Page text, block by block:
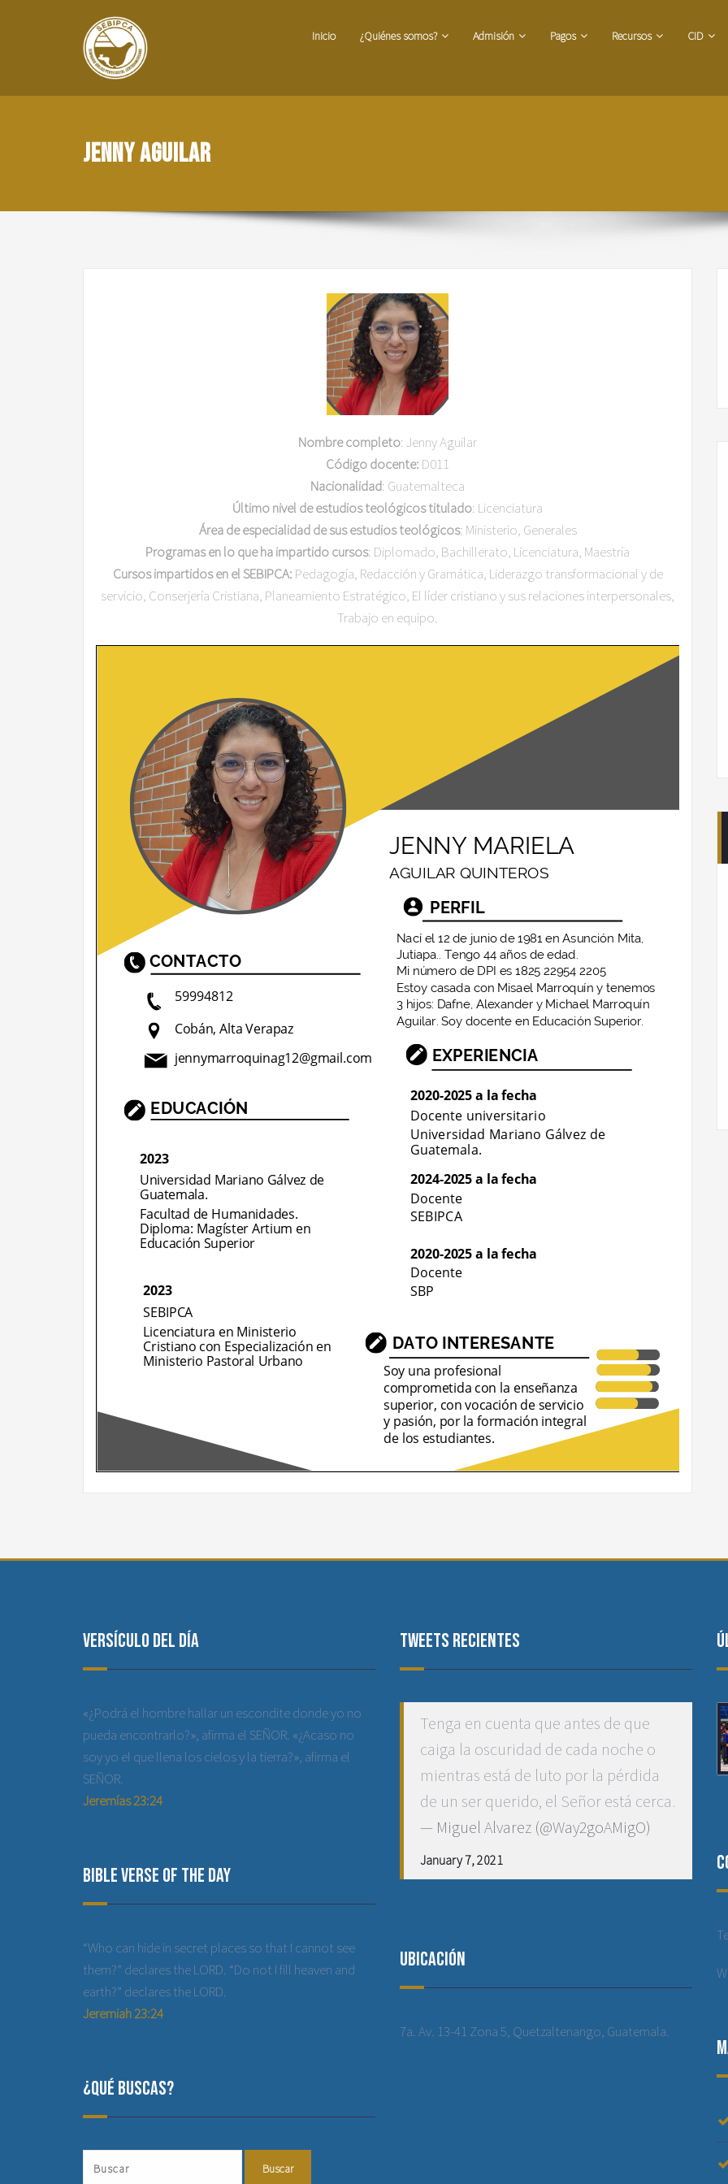
Inicio ¿Quiénes somos? Admisión Pagos Recursos CID
Jenny Aguilar
Nombre completo: Jenny Aguilar
Código docente: D011
Nacionalidad: Guatemalteca
Último nivel de estudios teológicos titulado: Licenciatura
Área de especialidad de sus estudios teológicos: Ministerio, Generales
Programas en lo que ha impartido cursos: Diplomado, Bachillerato, Licenciatura, Maestría
Cursos impartidos en el SEBIPCA: Pedagogía, Redacción y Gramática, Liderazgo transformacional y de
servicio, Conserjería Cristiana, Planeamiento Estratégico, El líder cristiano y sus relaciones interpersonales,
Trabajo en equipo.
Versículo del día
«¿Podrá el hombre hallar un escondite donde yo no
pueda encontrarlo?», afirma el SEÑOR. «¿Acaso no
soy yo el que llena los cielos y la tierra?», afirma el
SEÑOR.
Jeremías 23:24
Bible Verse of the Day
“Who can hide in secret places so that I cannot see
them?” declares the LORD. “Do not I fill heaven and
earth?” declares the LORD.
Jeremiah 23:24
¿Qué buscas?
Tweets recientes
Tenga en cuenta que antes de que
caiga la oscuridad de cada noche o
mientras está de luto por la pérdida
de un ser querido, el Señor está cerca.
— Miguel Alvarez (@Way2goAMigO)
January 7, 2021
Ubicación
7a. Av. 13-41 Zona 5, Quetzaltenango, Guatemala.